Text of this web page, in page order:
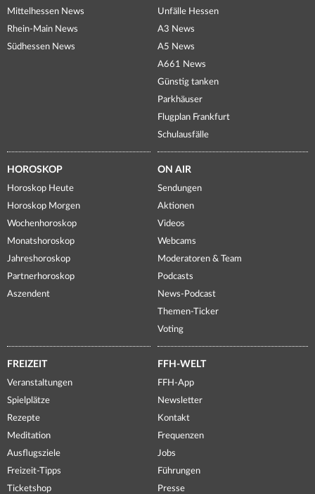
Mittelhessen News
Rhein-Main News
Südhessen News
Unfälle Hessen
A3 News
A5 News
A661 News
Günstig tanken
Parkhäuser
Flugplan Frankfurt
Schulausfälle
HOROSKOP
Horoskop Heute
Horoskop Morgen
Wochenhoroskop
Monatshoroskop
Jahreshoroskop
Partnerhoroskop
Aszendent
ON AIR
Sendungen
Aktionen
Videos
Webcams
Moderatoren & Team
Podcasts
News-Podcast
Themen-Ticker
Voting
FREIZEIT
Veranstaltungen
Spielplätze
Rezepte
Meditation
Ausflugsziele
Freizeit-Tipps
Ticketshop
FFH-WELT
FFH-App
Newsletter
Kontakt
Frequenzen
Jobs
Führungen
Presse